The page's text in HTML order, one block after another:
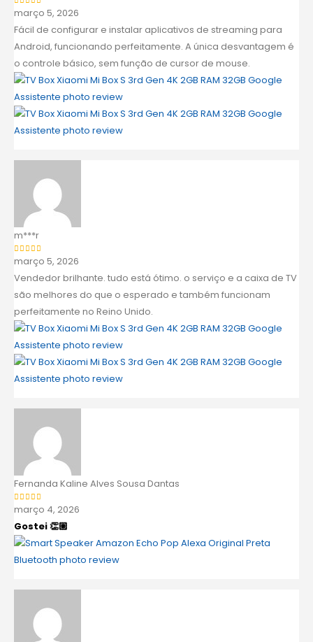
Avaliação 5de 5
março 5, 2026
Fácil de configurar e instalar aplicativos de streaming para
Android, funcionando perfeitamente. A única desvantagem é
o controle básico, sem função de cursor de mouse.
m***r
Avaliação 5de 5
março 5, 2026
Vendedor brilhante. tudo está ótimo. o serviço e a caixa de TV
são melhores do que o esperado e também funcionam
perfeitamente no Reino Unido.
Fernanda Kaline Alves Sousa Dantas
Avaliação 5de 5
março 4, 2026
Gostei 👏🏼